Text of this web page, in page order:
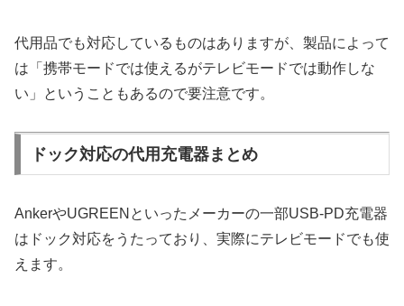
代用品でも対応しているものはありますが、製品によって
は「携帯モードでは使えるがテレビモードでは動作しな
い」ということもあるので要注意です。
ドック対応の代用充電器まとめ
AnkerやUGREENといったメーカーの一部USB-PD充電器
はドック対応をうたっており、実際にテレビモードでも使
えます。